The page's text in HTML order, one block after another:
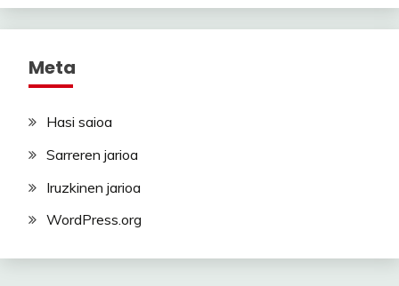
Meta
Hasi saioa
Sarreren jarioa
Iruzkinen jarioa
WordPress.org